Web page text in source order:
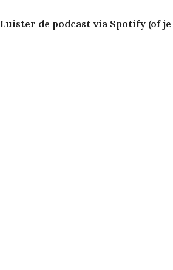
Luister de podcast via Spotify (of